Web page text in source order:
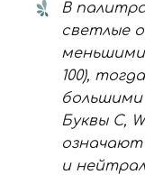
В
светлые
меньшими
100),
большими
Буквы C,
означают
и